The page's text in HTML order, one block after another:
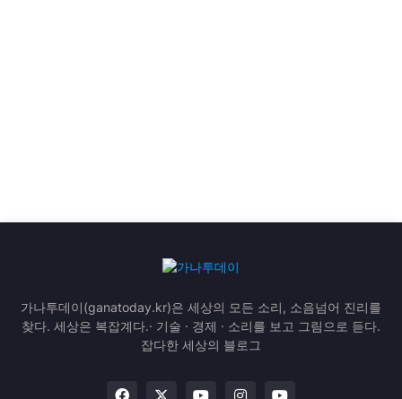
가나투데이(ganatoday.kr)은 세상의 모든 소리, 소음넘어 진리를
찾다. 세상은 복잡계다.· 기술 · 경제 · 소리를 보고 그림으로 듣다.
잡다한 세상의 블로그